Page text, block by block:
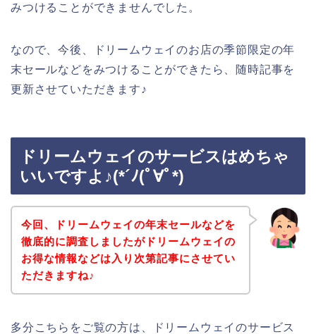
みつけることができませんでした。
なので、今後、ドリームウェイのお店の季節限定の年
末セールなどをみつけることができたら、随時記事を
更新させていただきます♪
ドリームウェイのサービスはめちゃ
いいですよ♪(*´ﾉ(ﾟ∀ﾟ*)
今回、ドリームウェイの年末セールなどを
徹底的に調査しましたがドリームウェイの
お得な情報などは入り次第記事にさせてい
ただきますね♪
多分こちらをご覧の方は、ドリームウェイのサービス